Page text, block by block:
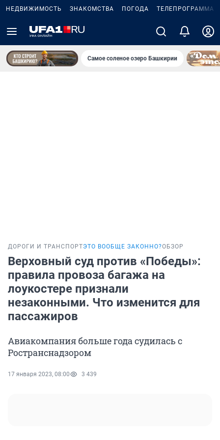
НЕДВИЖИМОСТЬ ЗНАКОМСТВА ПОГОДА ТЕЛЕПРОГРАММА
Самое соленое озеро Башкирии
ДОРОГИ И ТРАНСПОРТЭТО ВООБЩЕ ЗАКОННО?ОБЗОР
Верховный суд против «Победы»:
правила провоза багажа на
лоукостере признали
незаконными. Что изменится для
пассажиров
Авиакомпания больше года судилась с
Ространснадзором
17 января 2023, 08:00 3 439